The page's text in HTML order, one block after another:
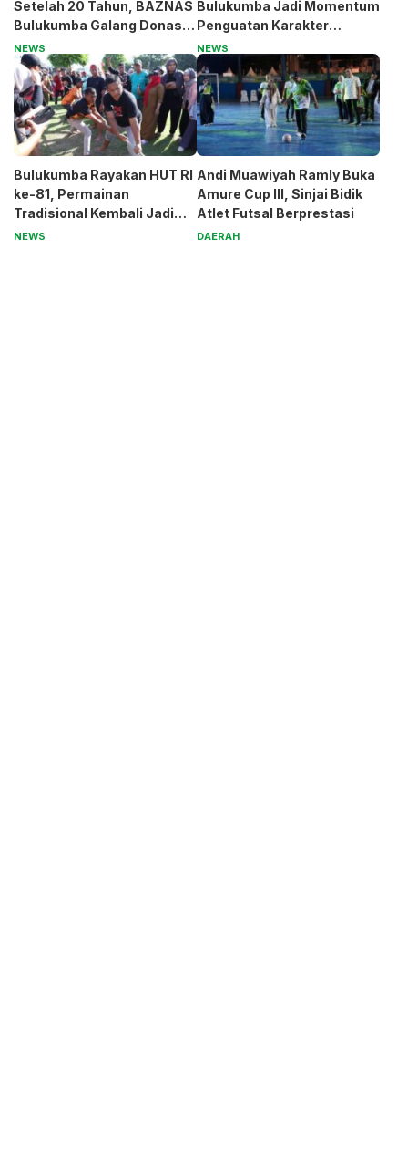
Setelah 20 Tahun, BAZNAS
Bulukumba Galang Donasi
untuk Pak Pardi
NEWS
Bulukumba Jadi Momentum
Penguatan Karakter
Generasi Muda
NEWS
Bulukumba Rayakan HUT RI
ke-81, Permainan
Tradisional Kembali Jadi
Magnet
NEWS
Andi Muawiyah Ramly Buka
Amure Cup III, Sinjai Bidik
Atlet Futsal Berprestasi
DAERAH